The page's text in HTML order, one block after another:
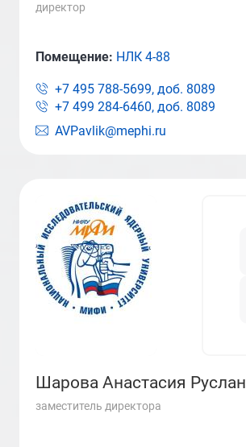
директор
AVPavlik@mephi.ru
Помещение: НЛК 4-88
+7 495 788-5699, доб. 8089
+7 499 284-6460, доб. 8089
Шарова Анастасия
заместитель директора